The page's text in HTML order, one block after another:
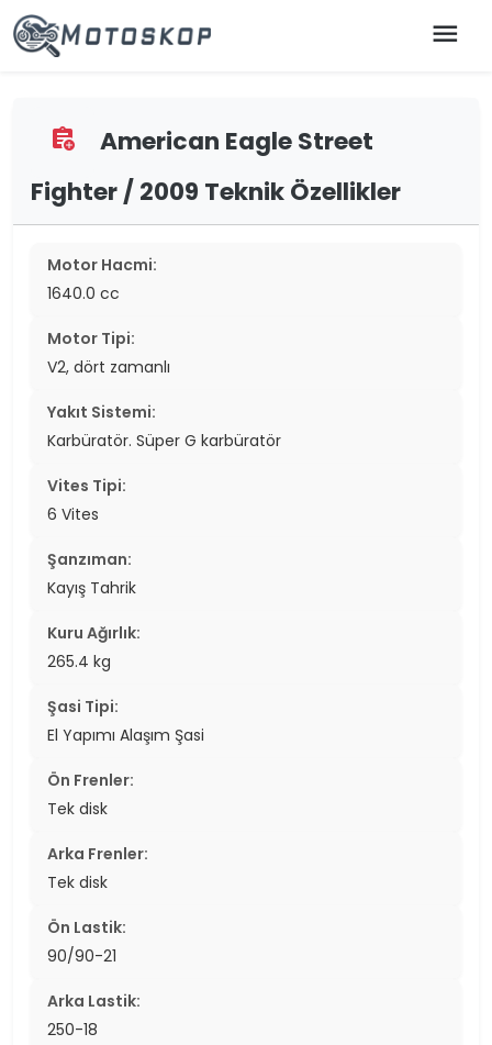
menu
assignment_add
American Eagle Street
Fighter / 2009 Teknik Özellikler
Motor Hacmi:
1640.0 cc
Motor Tipi:
V2, dört zamanlı
Yakıt Sistemi:
Karbüratör. Süper G karbüratör
Vites Tipi:
6 Vites
Şanzıman:
Kayış Tahrik
Kuru Ağırlık:
265.4 kg
Şasi Tipi:
El Yapımı Alaşım Şasi
Ön Frenler:
Tek disk
Arka Frenler:
Tek disk
Ön Lastik:
90/90-21
Arka Lastik:
250-18